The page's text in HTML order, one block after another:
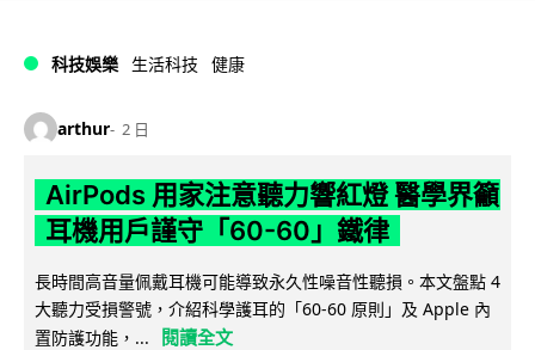
科技娛樂 生活科技 健康
arthur 2 日
AirPods 用家注意聽力響紅燈 醫學界籲
耳機用戶謹守「60-60」鐵律
長時間高音量佩戴耳機可能導致永久性噪音性聽損。本文盤點 4
大聽力受損警號，介紹科學護耳的「60-60 原則」及 Apple 內
置防護功能，...
閱讀全文